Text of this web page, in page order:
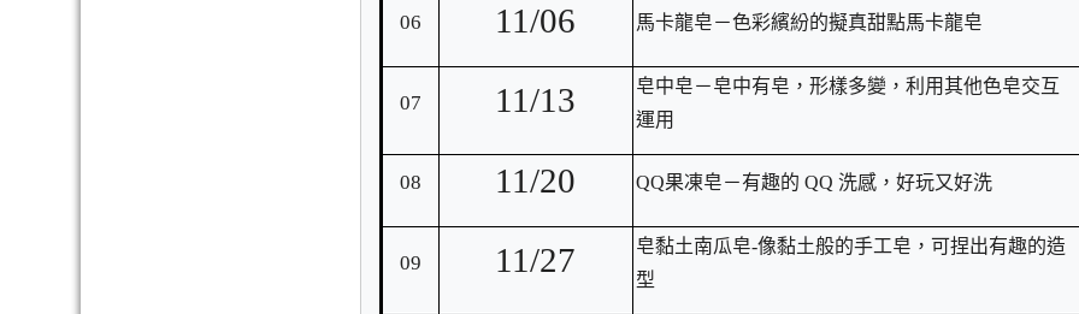
06 11/06 馬卡龍皂－色彩繽紛的擬真甜點馬卡龍皂
07 11/13
皂中皂－皂中有皂，形樣多變，利用其他色皂交互
運用
08 11/20 QQ果凍皂－有趣的 QQ 洗感，好玩又好洗
09 11/27
皂黏土南瓜皂-像黏土般的手工皂，可捏出有趣的造
型